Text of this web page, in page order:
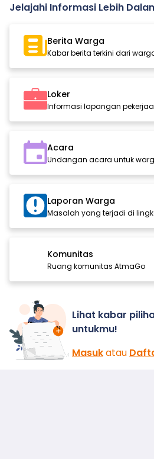
Jelajahi Informasi Lebih
Berita Warga
Kabar berita terkini dari
Loker
Informasi lapangan
Acara
Undangan acara untuk
Laporan Warga
Masalah yang terjadi di
Komunitas
Ruang komunitas AtmaGo
Lihat kabar
untukmu!
Masukatau